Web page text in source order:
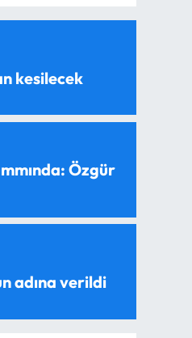
kesilecek
Özgür
adına verildi